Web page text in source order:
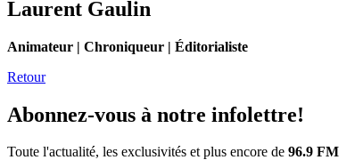
Laurent Gaulin
Animateur | Chroniqueur | Éditorialiste
Retour
Abonnez-vous à notre infolettre!
Toute l'actualité, les exclusivités et plus encore de 96.9 FM